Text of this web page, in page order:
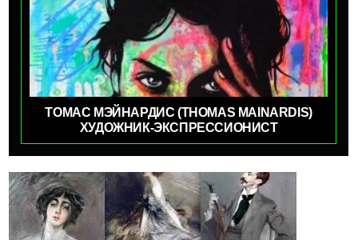
ТОМАС МЭЙНАРДИС (THOMAS MAINARDIS)
ХУДОЖНИК-ЭКСПРЕССИОНИСТ